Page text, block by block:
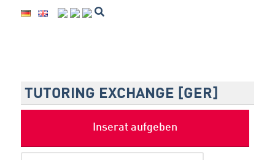
TUTORING EXCHANGE [GER]
Inserat aufgeben